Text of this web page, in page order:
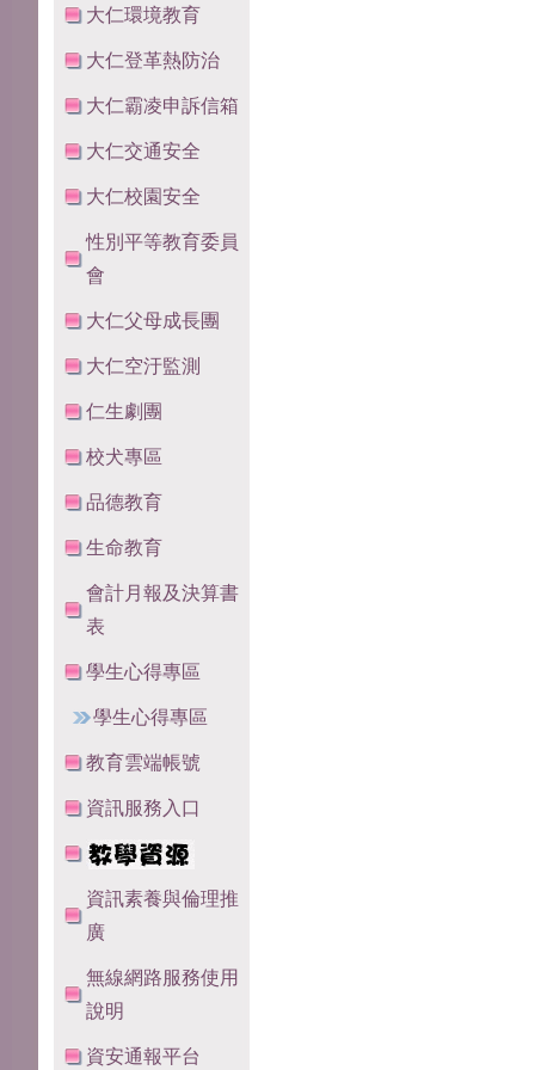
大仁環境教育
大仁登革熱防治
大仁霸凌申訴信箱
大仁交通安全
大仁校園安全
性別平等教育委員
會
大仁父母成長團
大仁空汙監測
仁生劇團
校犬專區
品德教育
生命教育
會計月報及決算書
表
學生心得專區
學生心得專區
教育雲端帳號
資訊服務入口
資訊素養與倫理推
廣
無線網路服務使用
說明
資安通報平台